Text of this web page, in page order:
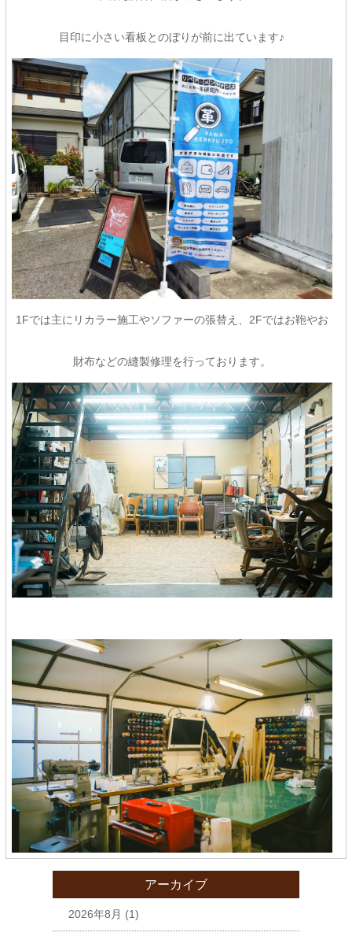
目印に小さい看板とのぼりが前に出ています♪
1Fでは主にリカラー施工やソファーの張替え、2Fではお鞄やお
財布などの縫製修理を行っております。
アーカイブ
2026年8月 (1)